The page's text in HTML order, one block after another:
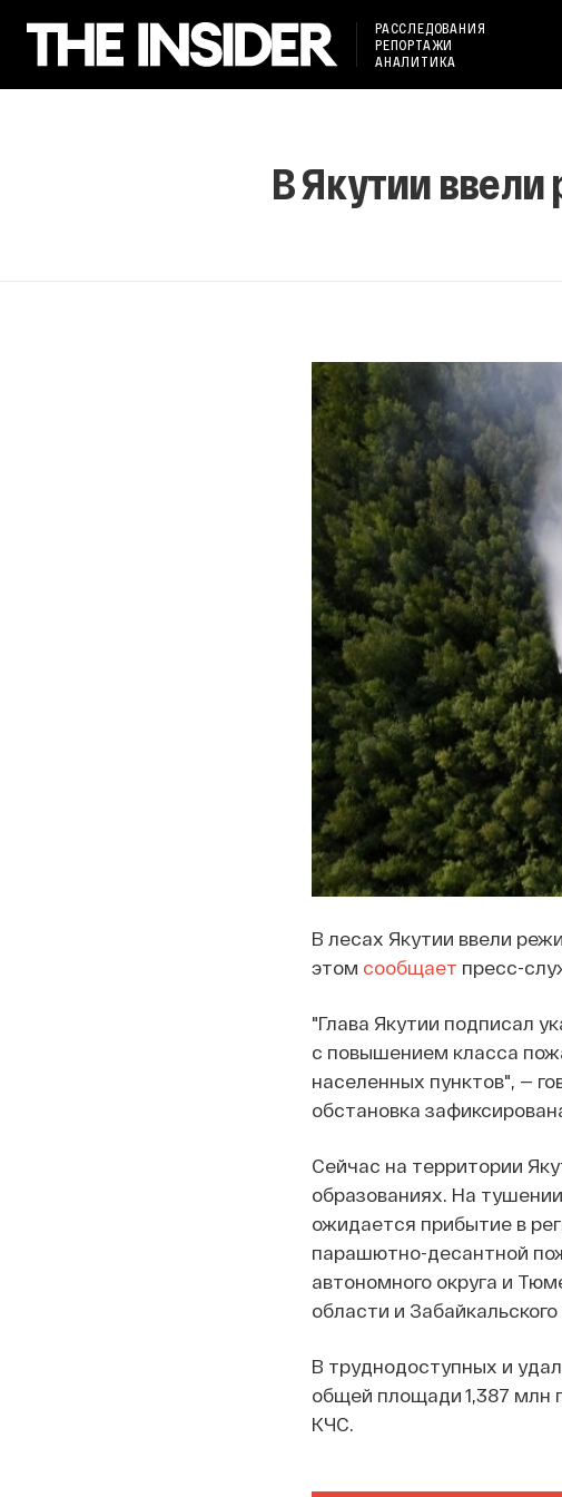
РАССЛЕДОВАНИЯ
РЕПОРТАЖИ
АНАЛИТИКА
В Якутии
В лесах Якутии ввели
этом сообщает пресс-
"Глава Якутии подписал
с повышением класса
населенных пунктов", —
обстановка
Сейчас на территории
образованиях. На
ожидается прибытие в
парашютно-десантной
автономного округа и
области и Забайкальского
В труднодоступных и
общей площади 1,387 млн
КЧС.